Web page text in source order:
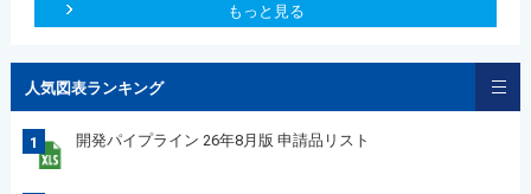
もっと見る
人気図表ランキング
1 開発パイプライン 26年8月版 申請品リスト